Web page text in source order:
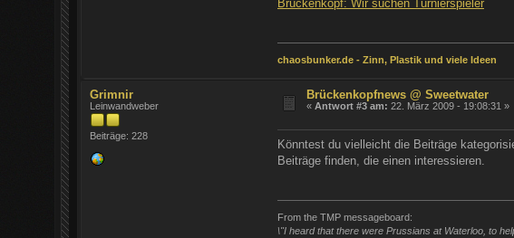
Brückenkopf: Wir suchen Turnierspieler
chaosbunker.de - Zinn, Plastik und viele Ideen
Grimnir
Leinwandweber
Beiträge: 228
Brückenkopfnews @ Sweetwater
«Antwort #3 am: 22. März 2009 - 19:08:31 »
Könntest du vielleicht die Beiträge
Beiträge finden, die einen interessieren.
From the TMP messageboard:
\"I heard that there were Prussians at Waterloo, to